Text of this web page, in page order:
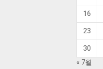
16
23
30
« 7월